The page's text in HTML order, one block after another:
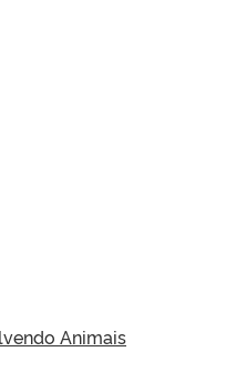
Animais